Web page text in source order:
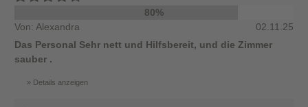
80%
Von: Alexandra
02.11.25
Das Personal Sehr nett und Hilfsbereit, und die Zimmer
sauber .
Details anzeigen